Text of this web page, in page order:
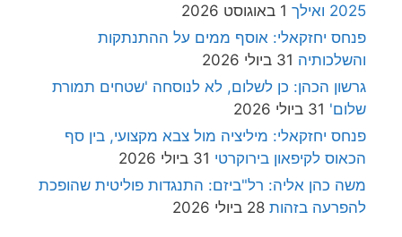
2025 ואילך
1 באוגוסט 2026
פנחס יחזקאלי: אוסף ממים על ההתנתקות
והשלכותיה 31 ביולי 2026
גרשון הכהן: כן לשלום, לא לנוסחה 'שטחים תמורת
שלום' 31 ביולי 2026
פנחס יחזקאלי: מיליציה מול צבא מקצועי, בין סף
הכאוס לקיפאון בירוקרטי 31 ביולי 2026
משה כהן אליה: רל"ביזם: התנגדות פוליטית שהופכת
להפרעה בזהות 28 ביולי 2026